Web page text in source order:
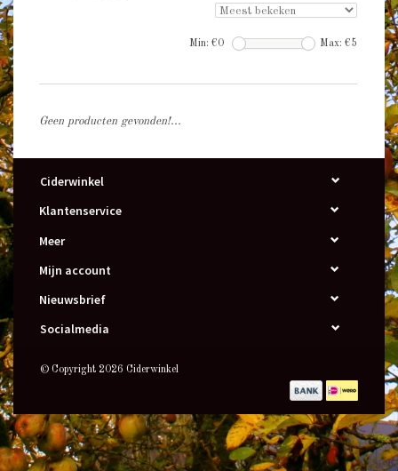
Min: €0 Max: €5
Geen producten gevonden!...
Ciderwinkel
Klantenservice
Meer
Mijn account
Nieuwsbrief
Socialmedia
© Copyright 2026 Ciderwinkel